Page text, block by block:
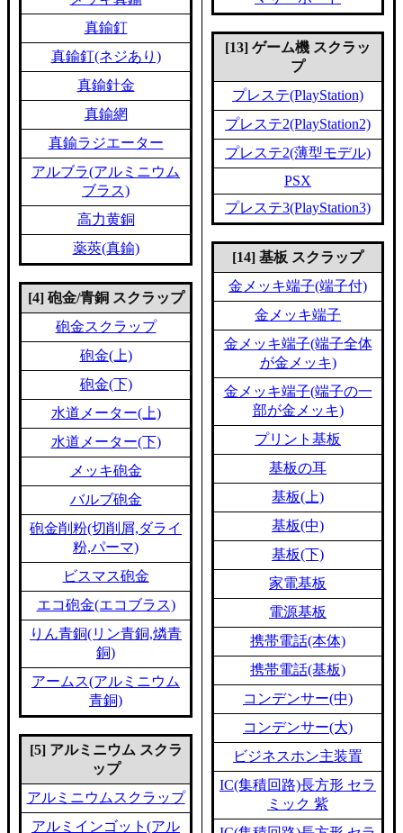
真鍮釘
真鍮釘(ネジあり)
真鍮針金
真鍮網
真鍮ラジエーター
アルブラ(アルミニウム
ブラス)
高力黄銅
薬莢(真鍮)
[4] 砲金/青銅 スクラップ
砲金スクラップ
砲金(上)
砲金(下)
水道メーター(上)
水道メーター(下)
メッキ砲金
バルブ砲金
砲金削粉(切削屑,ダライ
粉,パーマ)
ビスマス砲金
エコ砲金(エコブラス)
りん青銅(リン青銅,燐青
銅)
アームス(アルミニウム
青銅)
[5] アルミニウム スクラ
ップ
アルミニウムスクラップ
アルミインゴット(アル
[13] ゲーム機 スクラッ
プ
プレステ(PlayStation)
プレステ2(PlayStation2)
プレステ2(薄型モデル)
PSX
プレステ3(PlayStation3)
[14] 基板 スクラップ
金メッキ端子(端子付)
金メッキ端子
金メッキ端子(端子全体
が金メッキ)
金メッキ端子(端子の一
部が金メッキ)
プリント基板
基板の耳
基板(上)
基板(中)
基板(下)
家電基板
電源基板
携帯電話(本体)
携帯電話(基板)
コンデンサー(中)
コンデンサー(大)
ビジネスホン主装置
IC(集積回路)長方形 セラ
ミック 紫